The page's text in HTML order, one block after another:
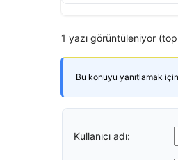
1 yazı görüntüleniyor
Bu konuyu yanıtlamak için
Kullanıcı adı: